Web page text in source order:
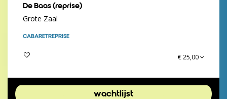
De Baas (reprise)
Grote Zaal
CABARETREPRISE
€ 25,00
wachtlijst